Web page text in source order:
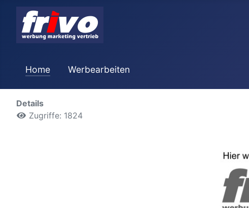
Home Werbearbeiten
Details
Zugriffe: 1824